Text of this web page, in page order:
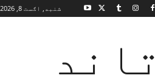
شنبه, اګست 8, 2026
تاند